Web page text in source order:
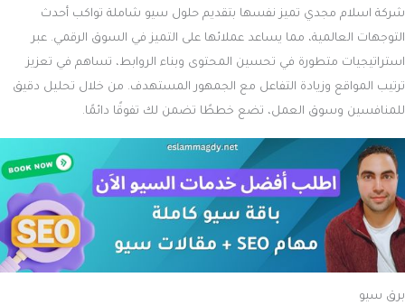
شركة اسلام مجدي تميز نفسها بتقديم حلول سيو شاملة تواكب أحدث
التوجهات العالمية، مما يساعد عملائها على التميز في السوق الرقمي. عبر
استراتيجيات متطورة في تحسين المحتوى وبناء الروابط، تساهم في تعزيز
ترتيب المواقع وزيادة التفاعل مع الجمهور المستهدف. من خلال تحليل دقيق
للمنافسين وسوق العمل، تضع خططًا تضمن لك تفوقًا دائمًا.
برق سيو